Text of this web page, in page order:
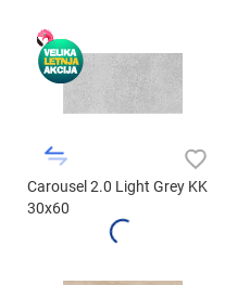
Carousel 2.0 Light Grey KK
30x60